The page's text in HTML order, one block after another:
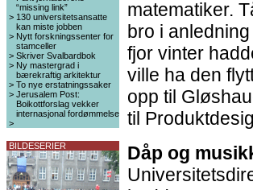
“missing link”
> 130 universitetsansatte
kan miste jobben
> Nytt forskningssenter for
stamceller
> Skriver Svalbardbok
> Ny mastergrad i
bærekraftig arkitektur
> To nye erstatningssaker
> Jerusalem Post:
Boikottforslag vekker
internasjonal fordømmelse
>
BILDESERIER
matematiker.
bro i
fjor vinter
ville ha den
opp til
til
Dåp og